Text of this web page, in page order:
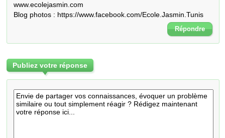
www.ecolejasmin.com
Blog photos : https://www.facebook.com/Ecole.Jasmin.Tunis
Répondre
Publiez votre réponse